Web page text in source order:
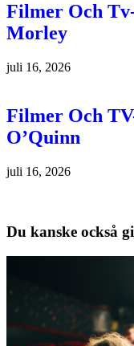
Filmer Och
Morley
juli 16, 2026
Filmer Och
O’Quinn
juli 16, 2026
Du kanske också